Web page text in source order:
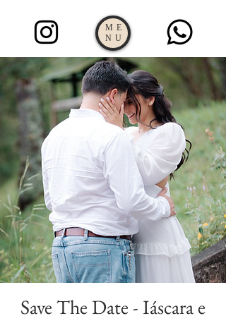
ME
NU
Save The Date - Iáscara e